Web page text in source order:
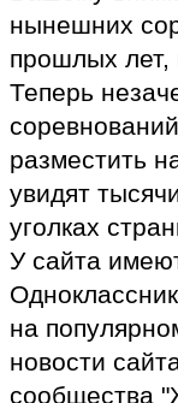
нынешних
прошлых лет,
Теперь
разместить
увидят
уголках
У сайта
на
новости
сообщества